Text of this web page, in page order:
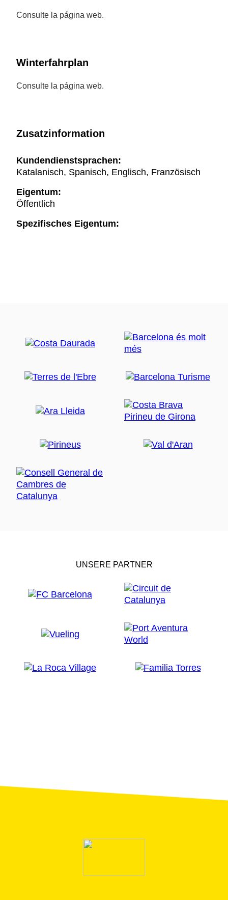
Consulte la página web.
Winterfahrplan
Consulte la página web.
Zusatzinformation
Kundendienstsprachen:
Katalanisch, Spanisch, Englisch, Französisch
Eigentum:
Öffentlich
Spezifisches Eigentum:
UNSERE PARTNER